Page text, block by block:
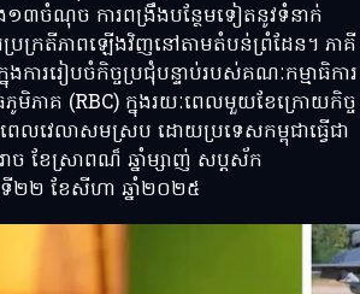
៣ចំណុច ការពង្រឹងបន្ថែមទៀតនូវទំនាក់
រប្រក្រតីភាពឡើងវិញនៅតាមតំបន់ព្រំដែន។ ភាគី
ងការរៀបចំកិច្ចប្រជុំបន្ទាប់របស់គណៈកម្មាធិការ
ភូមិភាគ (RBC) ក្នុងរយៈពេលមួយខែក្រោយកិច្ច
េលវេលាសមស្រប ដោយប្រទេសកម្ពុជាធ្វើជា
ោច ខែស្រាពណ៏ ឆ្នាំម្សាញ់ សប្តស័ក
២២ ខែសីហា ឆ្នាំ២០២៥